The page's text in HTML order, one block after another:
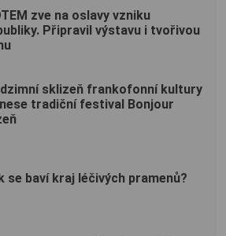
zve na oslavy vzniku
Připravil výstavu i tvořivou
sklizeň frankofonní kultury
tradiční festival Bonjour
se baví kraj léčivých pramenů?